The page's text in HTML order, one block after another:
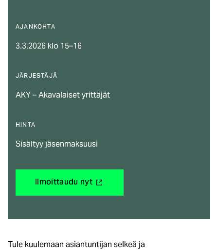
AJANKOHTA
3.3.2026 klo 15–16
JÄRJESTÄJÄ
AKY – Akavalaiset yrittäjät
HINTA
Sisältyy jäsenmaksuusi
Ilmoittaudu nyt(ulkoinen
linkki)
Tule kuulemaan asiantuntijan selkeä ja